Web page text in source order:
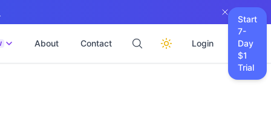
About Contact Login
Start
7-
Day
$1
Trial